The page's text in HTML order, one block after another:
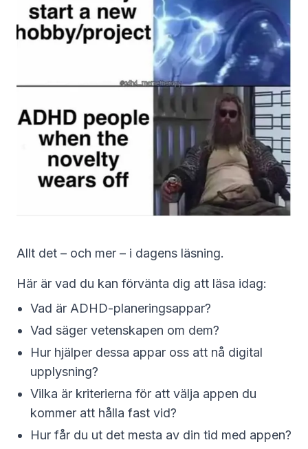
Allt det – och mer – i dagens läsning.
Här är vad du kan förvänta dig att läsa idag:
Vad är ADHD-planeringsappar?
Vad säger vetenskapen om dem?
Hur hjälper dessa appar oss att nå digital
upplysning?
Vilka är kriterierna för att välja appen du
kommer att hålla fast vid?
Hur får du ut det mesta av din tid med appen?